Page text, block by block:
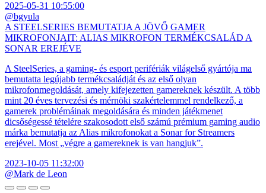
2025-05-31 10:55:00
@bgyula
A STEELSERIES BEMUTATJA A JÖVŐ GAMER
MIKROFONJAIT: ALIAS MIKROFON TERMÉKCSALÁD A
SONAR EREJÉVE
A SteelSeries, a gaming- és esport perifériák világelső gyártója ma
bemutatta legújabb termékcsaládját és az első olyan
mikrofonmegoldását, amely kifejezetten gamereknek készült. A több
mint 20 éves tervezési és mérnöki szakértelemmel rendelkező, a
gamerek problémáinak megoldására és minden játékmenet
dicsőségessé tételére szakosodott első számú prémium gaming audio
márka bemutatja az Alias mikrofonokat a Sonar for Streamers
erejével. Most „végre a gamereknek is van hangjuk”.
2023-10-05 11:32:00
@Mark de Leon